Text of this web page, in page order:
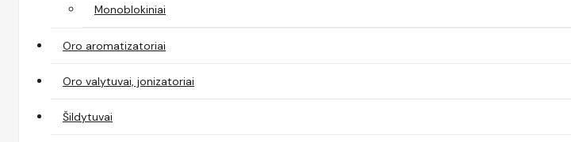
Monoblokiniai
Oro aromatizatoriai
Oro valytuvai, jonizatoriai
Šildytuvai